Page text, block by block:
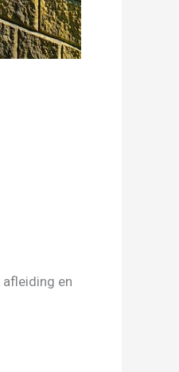
afleiding en